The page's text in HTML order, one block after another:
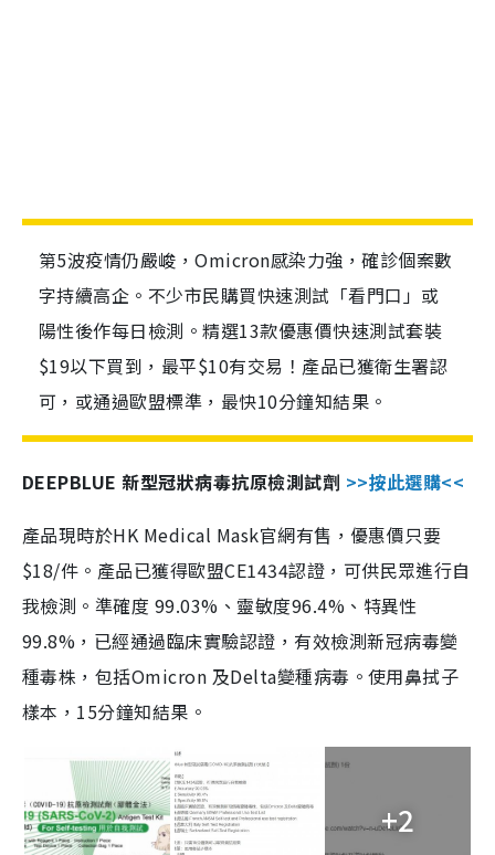
第5波疫情仍嚴峻，Omicron感染力強，確診個案數
字持續高企。不少市民購買快速測試「看門口」或
陽性後作每日檢測。精選13款優惠價快速測試套裝
$19以下買到，最平$10有交易！產品已獲衛生署認
可，或通過歐盟標準，最快10分鐘知結果。
DEEPBLUE 新型冠狀病毒抗原檢測試劑 >>按此選購<<
產品現時於HK Medical Mask官網有售，優惠價只要
$18/件。產品已獲得歐盟CE1434認證，可供民眾進行自
我檢測。準確度 99.03%、靈敏度96.4%、特異性
99.8%，已經通過臨床實驗認證，有效檢測新冠病毒變
種毒株，包括Omicron 及Delta變種病毒。使用鼻拭子
樣本，15分鐘知結果。
+2